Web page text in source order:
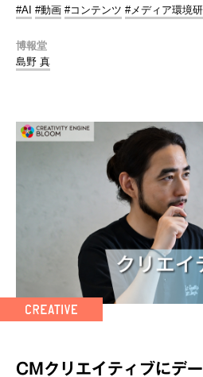
#AI #動画 #コンテンツ #メディア環境
博報堂
島野 真
CMクリエイティブにデ